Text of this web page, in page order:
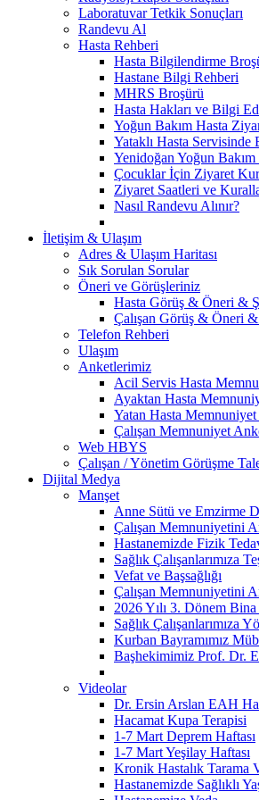
Laboratuvar Tetkik Sonuçları
Randevu Al
Hasta Rehberi
Hasta Bilgilendirme
Hastane Bilgi Rehberi
MHRS Broşürü
Hasta Hakları ve Bilgi
Yoğun Bakım Hasta
Yataklı Hasta
Yenidoğan Yoğun
Çocuklar İçin Ziyaret
Ziyaret Saatleri ve
Nasıl Randevu Alınır?
İletişim & Ulaşım
Adres & Ulaşım Haritası
Sık Sorulan Sorular
Öneri ve Görüşleriniz
Hasta Görüş & Öneri &
Çalışan Görüş & Öneri
Telefon Rehberi
Ulaşım
Anketlerimiz
Acil Servis Hasta
Ayaktan Hasta
Yatan Hasta
Çalışan Memnuniyet
Web HBYS
Çalışan / Yönetim Görüşme
Dijital Medya
Manşet
Anne Sütü ve Emzirme
Çalışan Memnuniyetini
Hastanemizde Fizik
Sağlık
Vefat ve Başsağlığı
Çalışan Memnuniyetini
2026 Yılı 3. Dönem
Sağlık Çalışanlarımıza
Kurban Bayramımız
Başhekimimiz Prof. Dr.
Videolar
Dr. Ersin Arslan EAH
Hacamat Kupa Terapisi
1-7 Mart Deprem Haftası
1-7 Mart Yeşilay Haftası
Kronik Hastalık Tarama
Hastanemizde Sağlıklı